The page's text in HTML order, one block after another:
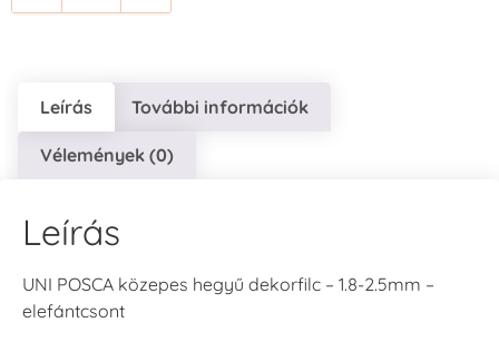
Leírás További információk
Vélemények (0)
Leírás
UNI POSCA közepes hegyű dekorfilc – 1.8-2.5mm –
elefántcsont